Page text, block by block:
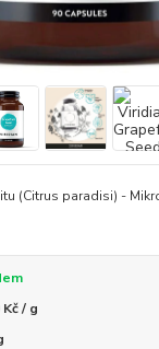
(Citrus paradisi) -
Kč / g